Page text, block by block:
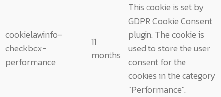
cookielawinfo-
checkbox-
performance
11
months
This cookie is set by
GDPR Cookie Consent
plugin. The cookie is
used to store the user
consent for the
cookies in the category
"Performance".